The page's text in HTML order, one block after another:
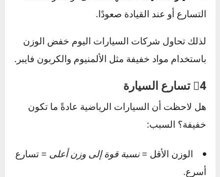
✅ السيارات الأخف
تتمتع بمرونة أكبر في
الطرق الجبلية.
❌السيارات الأثقلتعاني من ميل للانزلاق أو
التأرجح عند المنعطفات الحادة، خصوصًا إذا لم تكن
مجهزة بنظام تعليق متطور.
كلما كان توزيع الوزن متوازنًا بين الأمام والخلف،
كلما تحسنت قدرة السيارة على الحفاظ على
الثبات في المنعطفات.